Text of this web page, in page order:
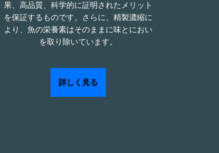
果、高品質、科学的に証明されたメリット
を保証するものです。さらに、精製濃縮に
より、魚の栄養素はそのままに味とにおい
を取り除いています。
詳しく見る